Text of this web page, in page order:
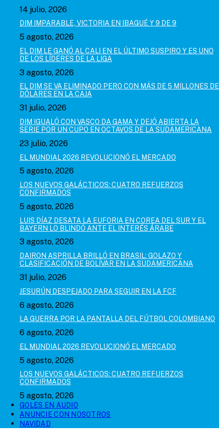
14 julio, 2026
DIM IMPARABLE, VICTORIA EN IBAGUÉ Y 9 DE 9
5 agosto, 2026
EL DIM LE GANÓ AL CALI EN EL ÚLTIMO SUSPIRO Y ES UNO
DE LOS LÍDERES DE LA LIGA
3 agosto, 2026
EL DIM SE VA ELIMINADO PERO CON MÁS DE 5 MILLONES DE
DÓLARES EN LA CAJA
31 julio, 2026
DIM IGUALÓ CON VASCO DA GAMA Y DEJÓ ABIERTA LA
SERIE POR UN CUPO EN OCTAVOS DE LA SUDAMERICANA
23 julio, 2026
EL MUNDIAL 2026 REVOLUCIONÓ EL MERCADO
5 agosto, 2026
LOS NUEVOS GALÁCTICOS: CUATRO REFUERZOS
CONFIRMADOS
5 agosto, 2026
LUIS DÍAZ DESATA LA EUFORIA EN COREA DEL SUR Y EL
BAYERN LO BLINDÓ ANTE EL INTERÉS ÁRABE
3 agosto, 2026
DAIRON ASPRILLA BRILLÓ EN BRASIL: GOLAZO Y
CLASIFICACIÓN DE BOLÍVAR EN LA SUDAMERICANA
31 julio, 2026
JESURÚN DESPEJADO PARA SEGUIR EN LA FCF
6 agosto, 2026
LA GUERRA POR LA PANTALLA DEL FÚTBOL COLOMBIANO
6 agosto, 2026
EL MUNDIAL 2026 REVOLUCIONÓ EL MERCADO
5 agosto, 2026
LOS NUEVOS GALÁCTICOS: CUATRO REFUERZOS
CONFIRMADOS
5 agosto, 2026
GOLES EN AUDIO
ANUNCIE CON NOSOTROS
NAVIDAD